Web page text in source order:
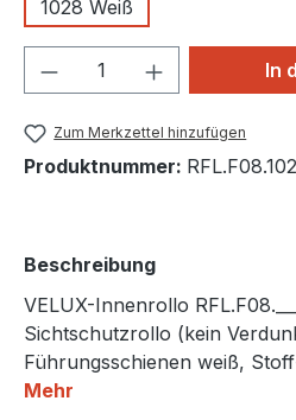
1028 Weiß
Produkt Anzahl: In
Zum Merkzettel hinzufügen
Produktnummer:
Beschreibung
VELUX-Innenrollo
Sichtschutzrollo (kein
Führungsschienen weiß,
Mehr